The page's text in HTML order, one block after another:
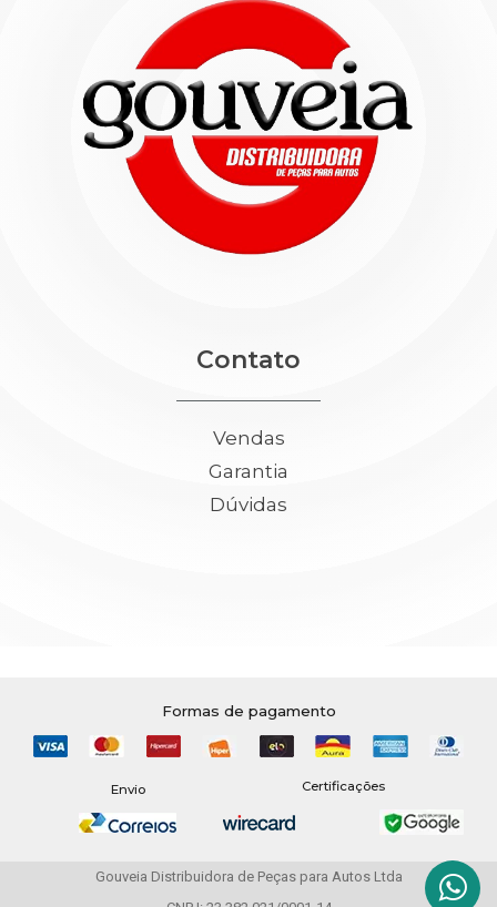
Contato
Vendas
Garantia
Dúvidas
Formas de pagamento
Envio Certificações
Gouveia Distribuidora de Peças para Autos Ltda